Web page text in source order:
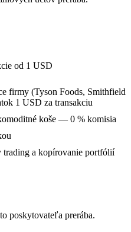
od 1 USD
firmy (Tyson Foods, Smithfield
1 USD za transakciu
koše — 0 % komisia
a kopírovanie portfólií
poskytovateľa prerába.